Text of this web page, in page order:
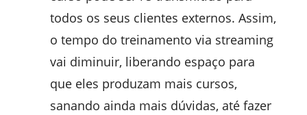
todos os seus clientes externos. Assim,
o tempo do treinamento via streaming
vai diminuir, liberando espaço para
que eles produzam mais cursos,
sanando ainda mais dúvidas, até fazer